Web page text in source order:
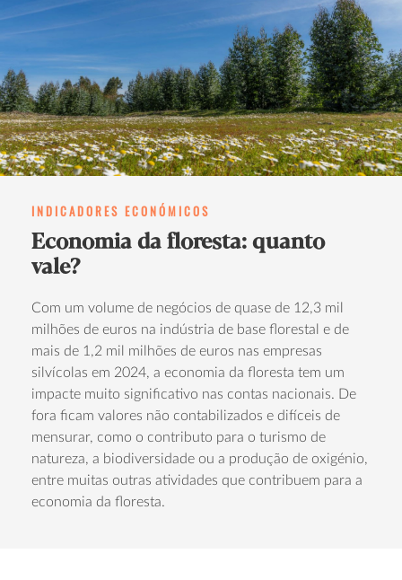
INDICADORES ECONÓMICOS
Economia da floresta: quanto
vale?
Com um volume de negócios de quase de 12,3 mil
milhões de euros na indústria de base florestal e de
mais de 1,2 mil milhões de euros nas empresas
silvícolas em 2024, a economia da floresta tem um
impacte muito significativo nas contas nacionais. De
fora ficam valores não contabilizados e difíceis de
mensurar, como o contributo para o turismo de
natureza, a biodiversidade ou a produção de oxigénio,
entre muitas outras atividades que contribuem para a
economia da floresta.